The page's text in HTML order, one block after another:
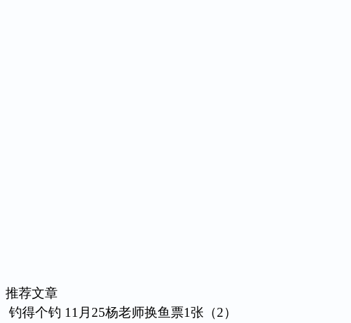
推荐文章
钓得个钓 11月25杨老师换鱼票1张（2）